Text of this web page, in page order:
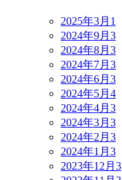
2025年3月 1
2024年9月 3
2024年8月 3
2024年7月 3
2024年6月 3
2024年5月 4
2024年4月 3
2024年3月 3
2024年2月 3
2024年1月 3
2023年12月 3